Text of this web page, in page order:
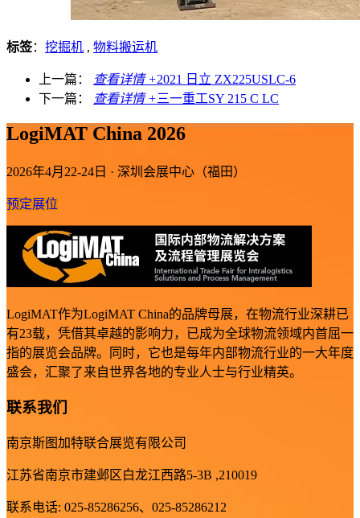
标签： 挖掘机 , 物料搬运机
上一篇： 查看详情 +2021 日立 ZX225USLC-6
下一篇：
查看详情 +三一重工SY 215 C LC
LogiMAT China 2026
2026年4月22-24日 · 深圳会展中心（福田）
预定展位
LogiMAT作为LogiMAT China的品牌母展，在物流行业深耕已
有23载，凭借其卓越的影响力，已成为全球物流领域内首屈一
指的展览会品牌。同时，它也是每年内部物流行业的一大年度
盛会，汇聚了来自世界各地的专业人士与行业精英。
联系我们
南京斯图加特联合展览有限公司
江苏省南京市建邺区白龙江西路5-3B ,210019
联系电话: 025-85286256、025-85286212